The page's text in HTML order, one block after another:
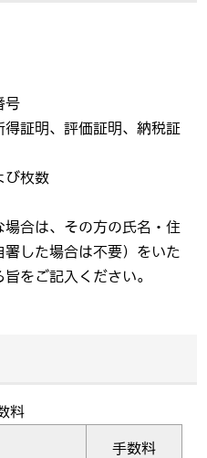
号
証明、評価証明、納税証
び枚数
合は、その方の氏名・住
した場合は不要）をいた
をご記入ください。
料
手数料